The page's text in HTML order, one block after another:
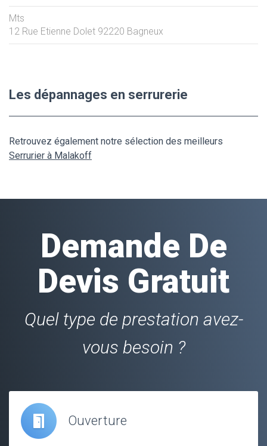
Mts
12 Rue Etienne Dolet 92220 Bagneux
Les dépannages en serrurerie
Retrouvez également notre sélection des meilleurs
Serrurier à Malakoff
Demande De
Devis Gratuit
Quel type de prestation avez-
vous besoin ?
Ouverture